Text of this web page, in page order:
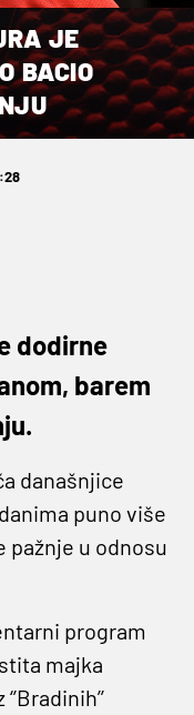
JE
BACIO
dodirne
barem
današnjice
puno više
pažnje u odnosu
program
majka